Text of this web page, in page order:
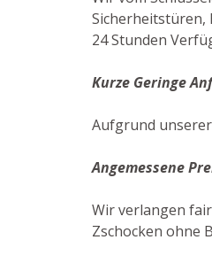
Sicherheitstüren,
24 Stunden
Kurze Geringe
Aufgrund
Angemessene
Wir verlangen
Zschocken ohne